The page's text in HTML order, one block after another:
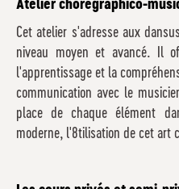
Atelier chorégraphico-
Cet atelier s'adresse aux
niveau moyen et avancé. Il
l'apprentissage et la
communication avec le
place de chaque élément
moderne, l'8tilisation de cet art